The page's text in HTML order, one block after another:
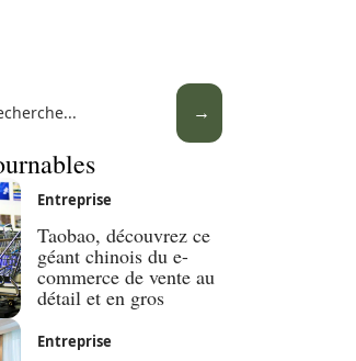
Entreprise
Taobao, découvrez ce
géant chinois du e-
commerce de vente au
détail et en gros
Entreprise